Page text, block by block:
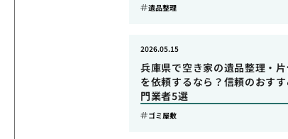
遺品整理
兵庫県で空き家の遺品整理・片
を依頼するなら？信頼のおす
門業者5選
2026.05.15
ゴミ屋敷